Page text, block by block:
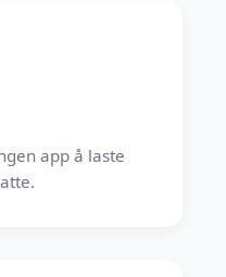
app å laste